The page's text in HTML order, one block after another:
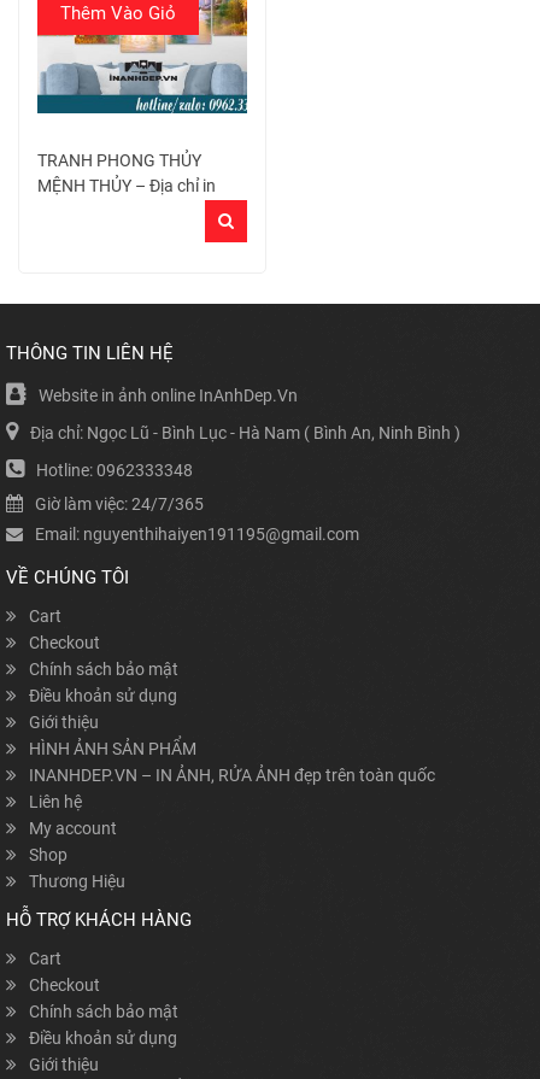
TRANH PHONG THỦY
MỆNH THỦY – Địa chỉ in
Thêm Vào Giỏ
THÔNG TIN LIÊN HỆ
Website in ảnh online InAnhDep.Vn
Địa chỉ: Ngọc Lũ - Bình Lục - Hà Nam ( Bình An, Ninh Bình )
Hotline: 0962333348
Giờ làm việc: 24/7/365
Email: nguyenthihaiyen191195@gmail.com
VỀ CHÚNG TÔI
Cart
Checkout
Chính sách bảo mật
Điều khoản sử dụng
Giới thiệu
HÌNH ẢNH SẢN PHẨM
INANHDEP.VN – IN ẢNH, RỬA ẢNH đẹp trên toàn quốc
Liên hệ
My account
Shop
Thương Hiệu
HỖ TRỢ KHÁCH HÀNG
Cart
Checkout
Chính sách bảo mật
Điều khoản sử dụng
Giới thiệu